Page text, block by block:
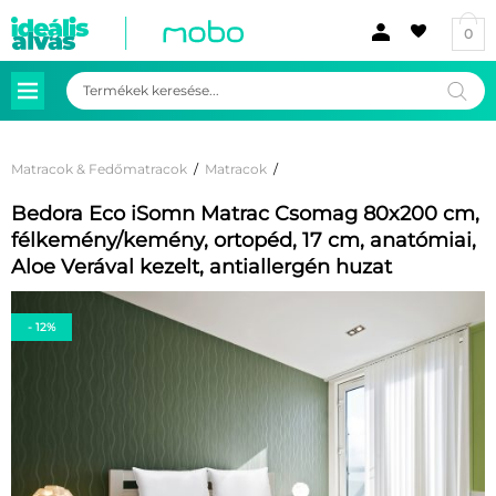
0
Products
search
Matracok & Fedőmatracok / Matracok /
Bedora Eco iSomn Matrac Csomag 80x200 cm,
félkemény/kemény, ortopéd, 17 cm, anatómiai,
Aloe Verával kezelt, antiallergén huzat
- 12%